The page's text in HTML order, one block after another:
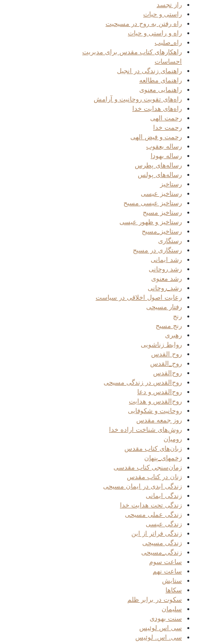
راز تجسد
راستی و حیات
راه رفتن به روح در مسیحیت
راه و راستی و حیات
راه_صلیب
راهکارهای کتاب مقدس برای مدیریت
احساسات
راهنمای زندگی در انجیل
راهنمای مطالعه
راهنمایی معنوی
راه‌های تقویت روحانیت و آرامش
راه‌های هدایت خدا
رحمت الهی
رحمت خدا
رحمت و فیض الهی
رساله یعقوب
رساله یهودا
رساله‌های پطرس
رساله‌های پولس
رستاخیز
رستاخیز عیسی
رستاخیز عیسی مسیح
رستاخیز مسیح
رستاخیز و ظهور عیسی
رستاخیز_مسیح
رستگاری
رستگاری در مسیح
رشد ایمانی
رشد روحانی
رشد معنوی
رشد_روحانی
رعایت اصول اخلاقی در سیاست
رفتار مسیحی
رنج
رنج مسیح
رهبری
روابط زناشویی
روح القدس
روح_القدس
روح‌القدس
روح‌القدس در زندگی مسیحی
روح‌القدس و دعا
روح‌القدس و هدایت
روحانیت و شکوفایی
روز جمعه مقدس
روش‌های شناخت اراده خدا
رومیان
زبان‌های کتاب مقدس
زخمهای_پنهان
زمان‌سنجی کتاب مقدسی
زنان در کتاب مقدس
زندگی ابدی در ایمان مسیحی
زندگی ایمانی
زندگی تحت هدایت خدا
زندگی عملی مسیحی
زندگی عیسی
زندگی فراتر از این
زندگی مسیحی
زندگی_مسیحی
ساعت سوم
ساعت نهم
ستایش
سکاها
سکوت در برابر ظلم
سلیمان
سنت یهودی
سی اس لوئیس
سی. اس. لوئیس